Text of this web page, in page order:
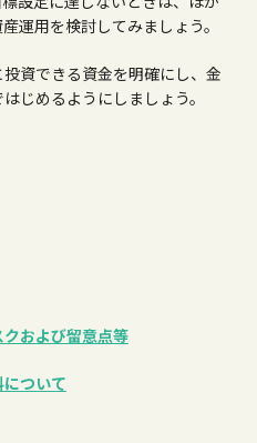
運用を検討してみましょう。
資できる資金を明確にし、金
じめるようにしましょう。
および留意点等
ついて